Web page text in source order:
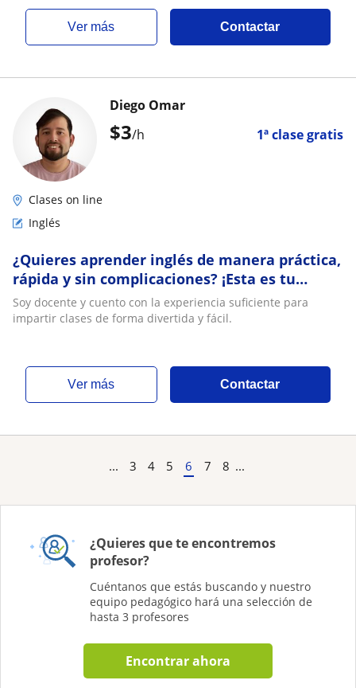
ver más Contactar
$3/h 1ª clase gratis
Diego Omar
Clases on line
Inglés
¿Quieres aprender inglés de manera práctica,
rápida y sin complicaciones? ¡Esta es tu
oportunidad!
Soy docente y cuento con la experiencia suficiente para
impartir clases de forma divertida y fácil.
ver más Contactar
... 3 4 5 6 7 8 ...
¿Quieres que te encontremos
profesor?
Cuéntanos que estás buscando y nuestro
equipo pedagógico hará una selección de
hasta 3 profesores
Encontrar ahora